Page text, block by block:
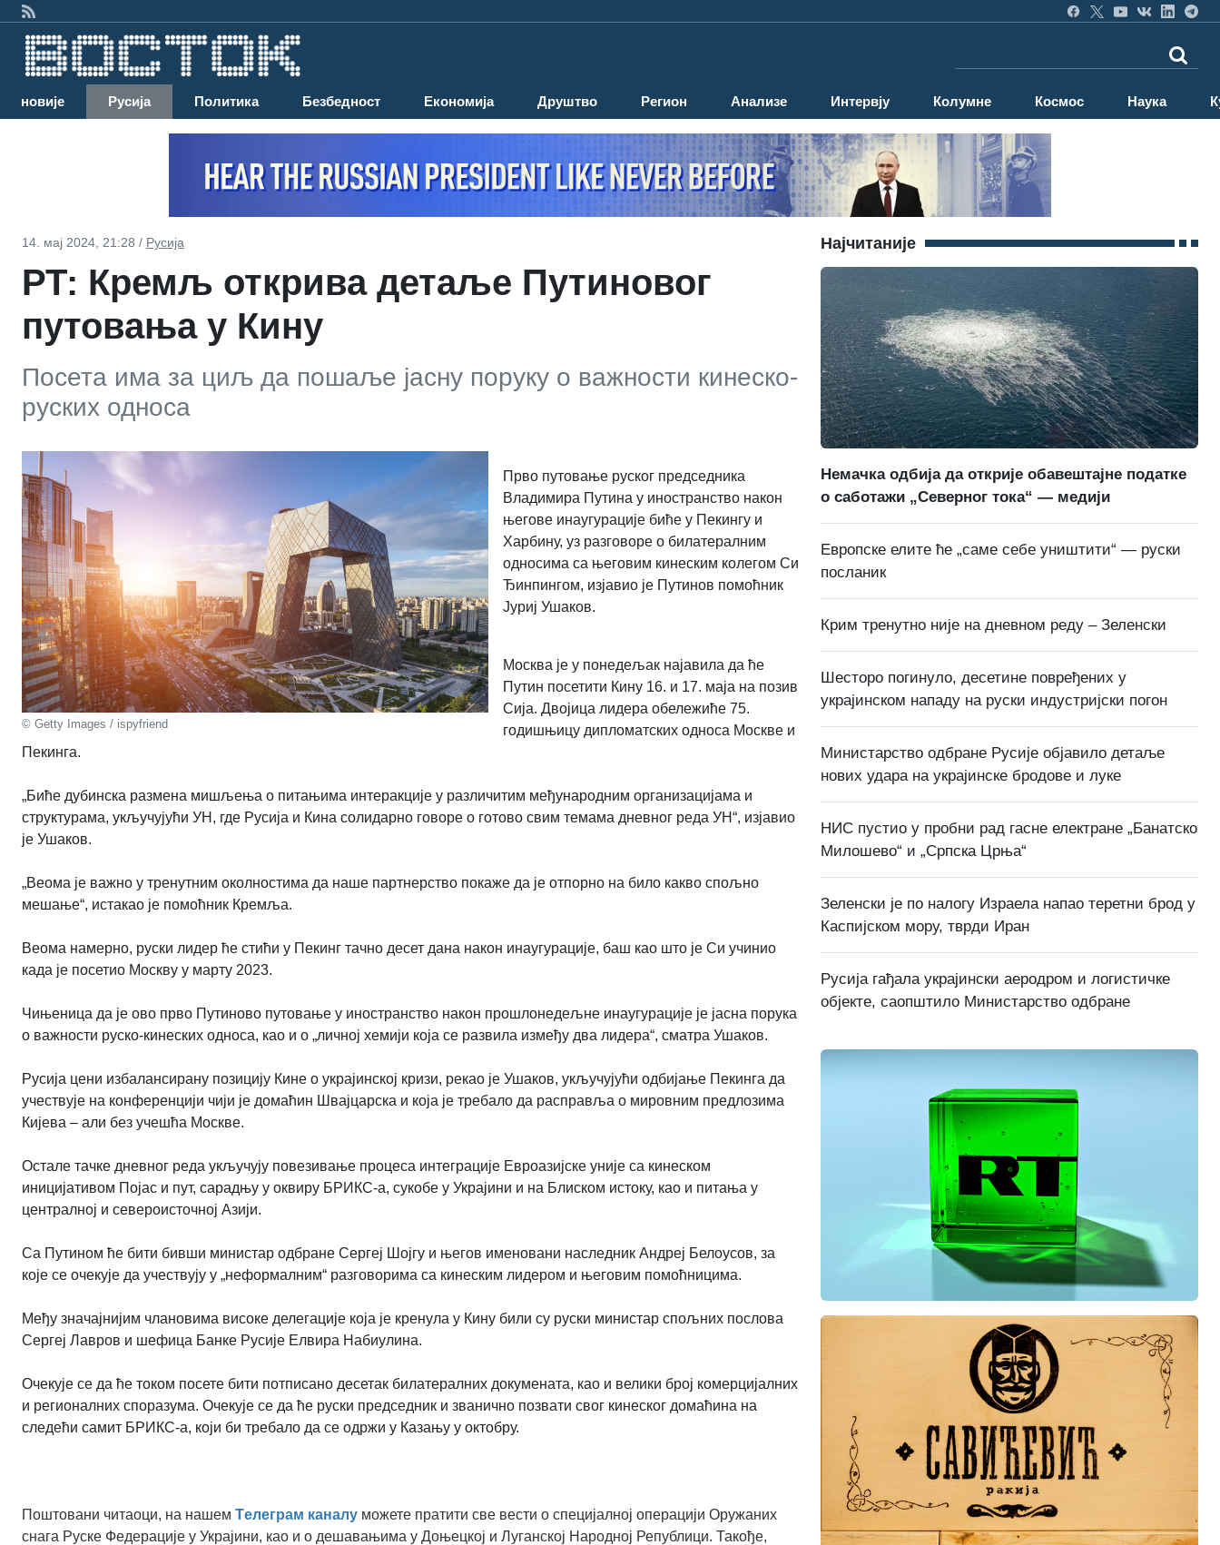
Најновије Русија Политика Безбедност Економија Друштво Регион Анализе Интервју Колумне Космос Наука
14. мај 2024, 21:28 / Русија
РТ: Кремљ открива детаље Путиновог
путовања у Кину
Посета има за циљ да пошаље јасну поруку о важности кинеско-
руских односа
© Getty Images / ispyfriend
Прво путовање руског председника
Владимира Путина у иностранство након
његове инаугурације биће у Пекингу и
Харбину, уз разговоре о билатералним
односима са његовим кинеским колегом Си
Ђинпингом, изјавио је Путинов помоћник
Јуриј Ушаков.
Москва је у понедељак најавила да ће
Путин посетити Кину 16. и 17. маја на позив
Сија. Двојица лидера обележиће 75.
годишњицу дипломатских односа Москве и
Пекинга.
„Биће дубинска размена мишљења о питањима интеракције у различитим међународним организацијама и
структурама, укључујући УН, где Русија и Кина солидарно говоре о готово свим темама дневног реда УН“, изјавио
је Ушаков.
„Веома је важно у тренутним околностима да наше партнерство покаже да је отпорно на било какво спољно
мешање“, истакао је помоћник Кремља.
Веома намерно, руски лидер ће стићи у Пекинг тачно десет дана након инаугурације, баш као што је Си учинио
када је посетио Москву у марту 2023.
Чињеница да је ово прво Путиново путовање у иностранство након прошлонедељне инаугурације је јасна порука
о важности руско-кинеских односа, као и о „личној хемији која се развила између два лидера“, сматра Ушаков.
Русија цени избалансирану позицију Кине о украјинској кризи, рекао је Ушаков, укључујући одбијање Пекинга да
учествује на конференцији чији је домаћин Швајцарска и која је требало да расправља о мировним предлозима
Кијева – али без учешћа Москве.
Остале тачке дневног реда укључују повезивање процеса интеграције Евроазијске уније са кинеском
иницијативом Појас и пут, сарадњу у оквиру БРИКС-а, сукобе у Украјини и на Блиском истоку, као и питања у
централној и североисточној Азији.
Са Путином ће бити бивши министар одбране Сергеј Шојгу и његов именовани наследник Андреј Белоусов, за
које се очекује да учествују у „неформалним“ разговорима са кинеским лидером и његовим помоћницима.
Међу значајнијим члановима високе делегације која је кренула у Кину били су руски министар спољних послова
Сергеј Лавров и шефица Банке Русије Елвира Набиулина.
Очекује се да ће током посете бити потписано десетак билатералних докумената, као и велики број комерцијалних
и регионалних споразума. Очекује се да ће руски председник и званично позвати свог кинеског домаћина на
следећи самит БРИКС-а, који би требало да се одржи у Казању у октобру.
Поштовани читаоци, на нашем Tелеграм каналу можете пратити све вести о специјалној операцији Оружаних
снага Руске Федерације у Украјини, као и о дешавањима у Доњецкој и Луганској Народној Републици. Такође,
Најчитаније
Немачка одбија да открије обавештајне податке
о саботажи „Северног тока“ — медији
Европске елите ће „саме себе уништити“ — руски
посланик
Крим тренутно није на дневном реду – Зеленски
Шесторо погинуло, десетине повређених у
украјинском нападу на руски индустријски погон
Министарство одбране Русије објавило детаље
нових удара на украјинске бродове и луке
НИС пустио у пробни рад гасне електране „Банатско
Милошево“ и „Српска Црња“
Зеленски је по налогу Израела напао теретни брод у
Каспијском мору, тврди Иран
Русија гађала украјински аеродром и логистичке
објекте, саопштило Министарство одбране